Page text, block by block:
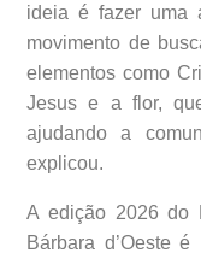
ideia é fazer uma
movimento de
elementos como
Jesus e a flor,
ajudando a
explicou.
A edição 2026 do
Bárbara d’Oeste